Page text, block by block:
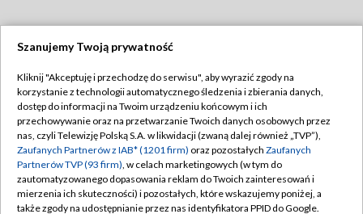
TVP
Abonament TVP
Emisja w TVP
Centrum informacji TVP
Naziemna Telewizja Cyfrowa
Regulamin TVP
Polityka prywatności
Moje zgody
Pomoc
Szanujemy Twoją prywatność
Kliknij "Akceptuję i przechodzę do serwisu", aby wyrazić zgody na
korzystanie z technologii automatycznego śledzenia i zbierania danych,
dostęp do informacji na Twoim urządzeniu końcowym i ich
przechowywanie oraz na przetwarzanie Twoich danych osobowych przez
nas, czyli Telewizję Polską S.A. w likwidacji (zwaną dalej również „TVP”),
Zaufanych Partnerów z IAB* (1201 firm) oraz pozostałych Zaufanych
Partnerów TVP (93 firm), w celach marketingowych (w tym do
zautomatyzowanego dopasowania reklam do Twoich zainteresowań i
mierzenia ich skuteczności) i pozostałych, które wskazujemy poniżej, a
także zgody na udostępnianie przez nas identyfikatora PPID do Google.